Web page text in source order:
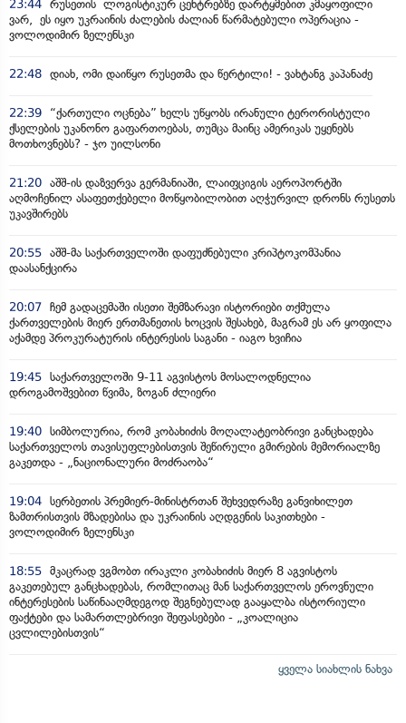
23:44 რუსეთის ლოგისტიკურ ცენტრებზე დარტყმებით კმაყოფილი
ვარ, ეს იყო უკრაინის ძალების ძალიან წარმატებული ოპერაცია -
ვოლოდიმირ ზელენსკი
22:48 დიახ, ომი დაიწყო რუსეთმა და წერტილი! - ვახტანგ კაპანაძე
22:39
“ქართული ოცნება” ხელს უწყობს ირანული ტერორისტული
ქსელების უკანონო გაფართოებას, თუმცა მაინც ამერიკას უყენებს
მოთხოვნებს? - ჯო უილსონი
21:20 აშშ-ის დაზვერვა გერმანიაში, ლაიფციგის აეროპორტში
აღმოჩენილ ასაფეთქებელი მოწყობილობით აღჭურვილ დრონს რუსეთს
უკავშირებს
20:55 აშშ-მა საქართველოში დაფუძნებული კრიპტოკომპანია
დაასანქცირა
20:07 ჩემ გადაცემაში ისეთი შემზარავი ისტორიები თქმულა
ქართველების მიერ ერთმანეთის ხოცვის შესახებ, მაგრამ ეს არ ყოფილა
აქამდე პროკურატურის ინტერესის საგანი - იაგო ხვიჩია
19:45 საქართველოში 9-11 აგვისტოს მოსალოდნელია
დროგამოშვებით წვიმა, ზოგან ძლიერი
19:40 სიმბოლურია, რომ კობახიძის მოღალატეობრივი განცხადება
საქართველოს თავისუფლებისთვის შეწირული გმირების მემორიალზე
გაკეთდა - „ნაციონალური მოძრაობა“
19:04 სერბეთის პრემიერ-მინისტრთან შეხვედრაზე განვიხილეთ
ზამთრისთვის მზადებისა და უკრაინის აღდგენის საკითხები -
ვოლოდიმირ ზელენსკი
18:55 მკაცრად ვგმობთ ირაკლი კობახიძის მიერ 8 აგვისტოს
გაკეთებულ განცხადებას, რომლითაც მან საქართველოს ეროვნული
ინტერესების საწინააღმდეგოდ შეგნებულად გააყალბა ისტორიული
ფაქტები და სამართლებრივი შეფასებები - „კოალიცია
ცვლილებისთვის“
ყველა სიახლის ნახვა